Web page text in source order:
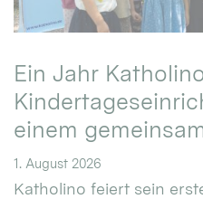
Ein Jahr
einem
1. August 2026
Katholino feiert sein